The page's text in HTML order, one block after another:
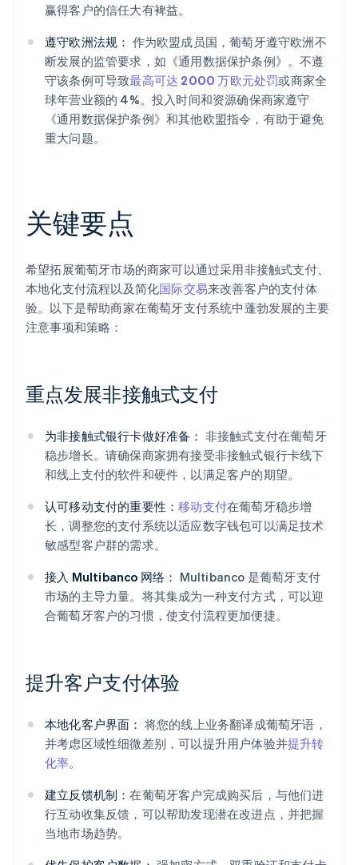
赢得客户的信任大有裨益。
遵守欧洲法规： 作为欧盟成员国，葡萄牙遵守欧洲不
断发展的监管要求，如《通用数据保护条例》。不遵
守该条例可导致最高可达 2000 万欧元处罚或商家全
球年营业额的 4%。投入时间和资源确保商家遵守
《通用数据保护条例》和其他欧盟指令，有助于避免
重大问题。
关键要点
希望拓展葡萄牙市场的商家可以通过采用非接触式支付、
本地化支付流程以及简化国际交易来改善客户的支付体
验。以下是帮助商家在葡萄牙支付系统中蓬勃发展的主要
注意事项和策略：
重点发展非接触式支付
为非接触式银行卡做好准备： 非接触式支付在葡萄牙
稳步增长。请确保商家拥有接受非接触式银行卡线下
和线上支付的软件和硬件，以满足客户的期望。
认可移动支付的重要性：移动支付在葡萄牙稳步增
长，调整您的支付系统以适应数字钱包可以满足技术
敏感型客户群的需求。
接入 Multibanco 网络： Multibanco 是葡萄牙支付
市场的主导力量。将其集成为一种支付方式，可以迎
合葡萄牙客户的习惯，使支付流程更加便捷。
提升客户支付体验
本地化客户界面： 将您的线上业务翻译成葡萄牙语，
并考虑区域性细微差别，可以提升用户体验并提升转
化率。
建立反馈机制：在葡萄牙客户完成购买后，与他们进
行互动收集反馈，可以帮助发现潜在改进点，并把握
当地市场趋势。